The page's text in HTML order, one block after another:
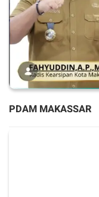
PDAM MAKASSAR